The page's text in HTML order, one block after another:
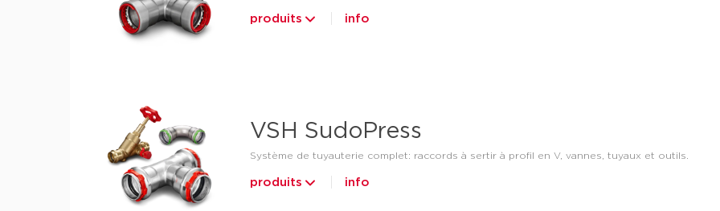
produits info
VSH SudoPress
Système de tuyauterie complet: raccords à sertir à profil en V, vannes, tuyaux et outils.
produits info